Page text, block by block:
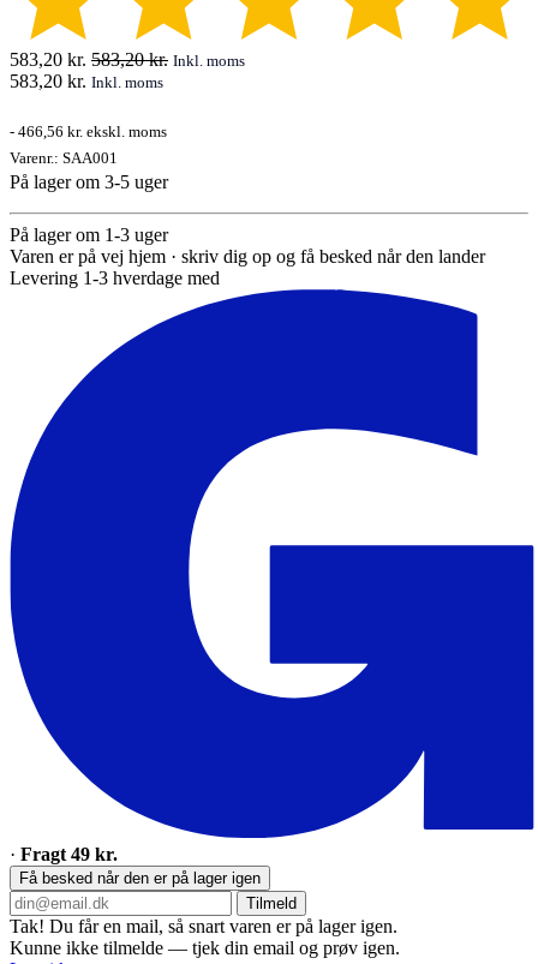
583,20 kr. 583,20kr. Inkl. moms
583,20 kr. Inkl. moms
- 466,56 kr. ekskl. moms
Varenr.: SAA001
På lager om 3-5 uger
På lager om 1-3 uger
Varen er på vej hjem · skriv dig op og få besked når den lander
Levering 1-3 hverdage med
· Fragt 49 kr.
Få besked når den er på lager igen
Tilmeld
Tak! Du får en mail, så snart varen er på lager igen.
Kunne ikke tilmelde — tjek din email og prøv igen.